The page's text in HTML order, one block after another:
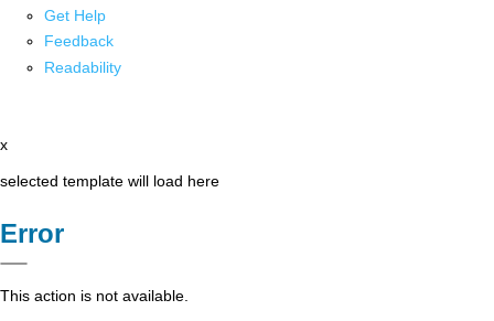
Get Help
Feedback
Readability
x
selected template will load here
Error
This action is not available.